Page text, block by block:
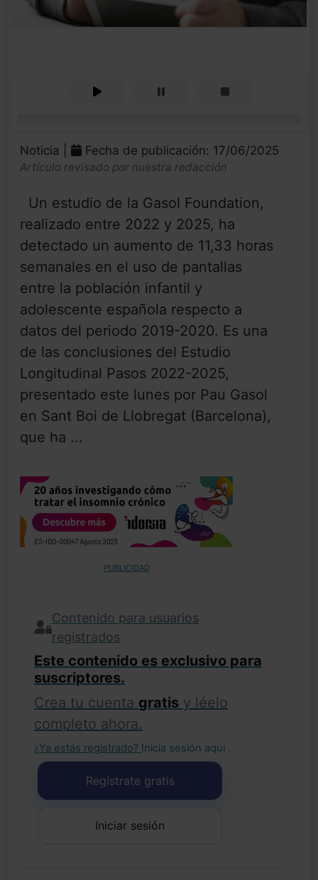
Noticia | Fecha de publicación: 17/06/2025
Artículo revisado por nuestra redacción
Un estudio de la Gasol Foundation,
realizado entre 2022 y 2025, ha
detectado un aumento de 11,33 horas
semanales en el uso de pantallas
entre la población infantil y
adolescente española respecto a
datos del periodo 2019-2020. Es una
de las conclusiones del Estudio
Longitudinal Pasos 2022-2025,
presentado este lunes por Pau Gasol
en Sant Boi de Llobregat (Barcelona),
que ha ...
PUBLICIDAD
Contenido para usuarios
registrados
Este contenido es exclusivo para
suscriptores.
Crea tu cuenta gratis y léelo
completo ahora.
¿Ya estás registrado? Inicia sesión aquí .
Regístrate gratis
Iniciar sesión